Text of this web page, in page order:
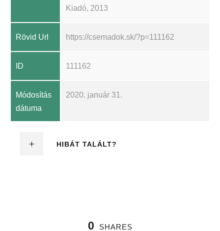
Kiadó, 2013
Rövid Url https://csemadok.sk/?p=111162
ID 111162
Módosítás
dátuma
2020. január 31.
HIBÁT TALÁLT?
0 SHARES